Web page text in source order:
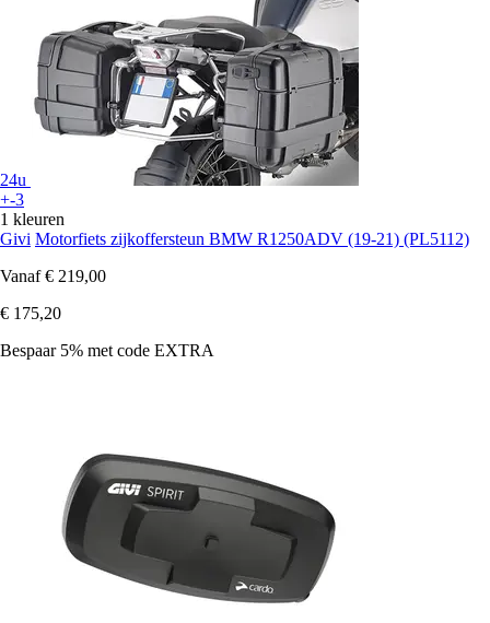
24u
+-3
1 kleuren
Givi Motorfiets zijkoffersteun BMW R1250ADV (19-21) (PL5112)
Vanaf € 219,00
€ 175,20
Bespaar 5% met code EXTRA